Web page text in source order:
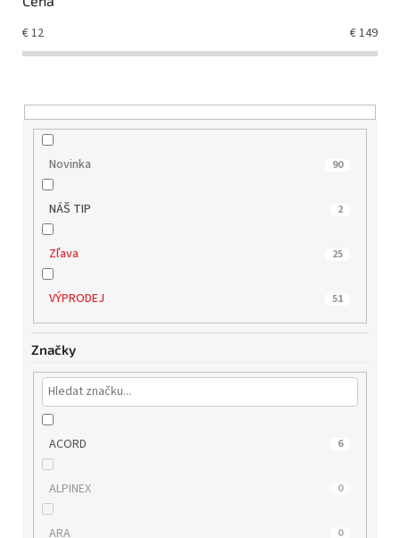
€12 €149
Novinka 90
NÁŠ TIP 2
Zľava 25
VÝPRODEJ 51
Značky
ACORD 6
ALPINEX 0
ARA 0